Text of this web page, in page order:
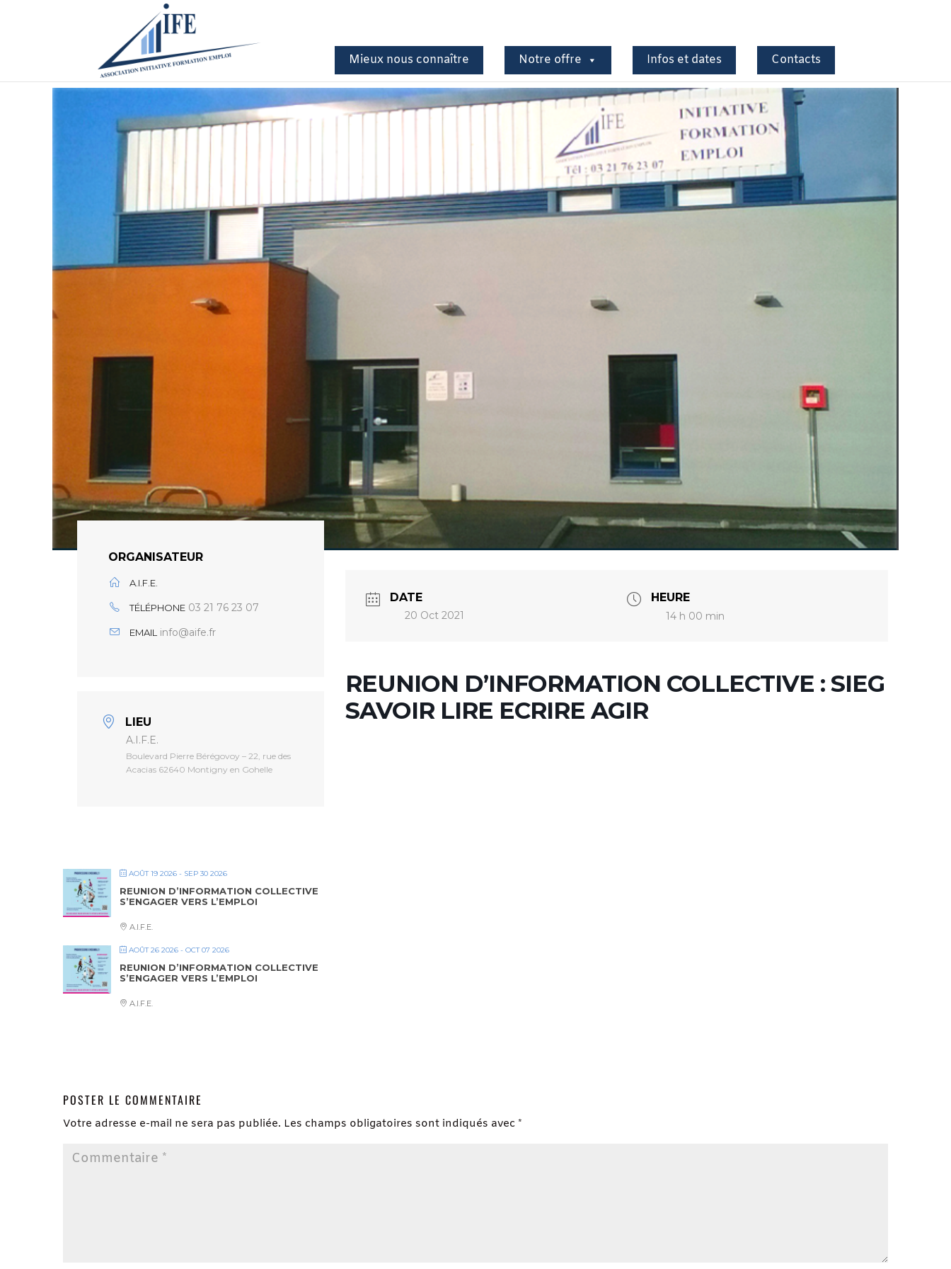
Mieux nous connaître Notre offre Infos et dates Contacts
ORGANISATEUR
A.I.F.E.
TÉLÉPHONE 03 21 76 23 07
EMAIL info@aife.fr
LIEU
A.I.F.E.
Boulevard Pierre Bérégovoy – 22, rue des
Acacias 62640 Montigny en Gohelle
AOÛT 19 2026 - SEP 30 2026
REUNION D’INFORMATION COLLECTIVE
S’ENGAGER VERS L’EMPLOI
A.I.F.E.
AOÛT 26 2026 - OCT 07 2026
REUNION D’INFORMATION COLLECTIVE
S’ENGAGER VERS L’EMPLOI
A.I.F.E.
DATE
20 Oct 2021
HEURE
14 h 00 min
REUNION D’INFORMATION COLLECTIVE : SIEG
SAVOIR LIRE ECRIRE AGIR
POSTER LE COMMENTAIRE
Votre adresse e-mail ne sera pas publiée. Les champs obligatoires sont indiqués avec *